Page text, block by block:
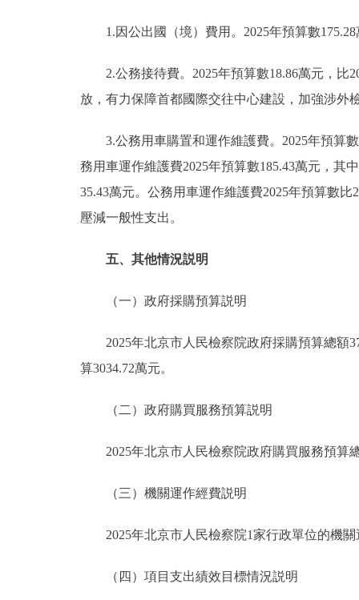
1.因公出國（境）費用。2025年預算數175.28
2.公務接待費。2025年預算數18.86萬元，比
放，有力保障首都國際交往中心建設，加強涉外
3.公務用車購置和運作維護費。2025年預算數
務用車運作維護費2025年預算數185.43萬元，其
35.43萬元。公務用車運作維護費2025年預算數
壓減一般性支出。
五、其他情況説明
（一）政府採購預算説明
2025年北京市人民檢察院政府採購預算總額
算3034.72萬元。
（二）政府購買服務預算説明
2025年北京市人民檢察院政府購買服務預算總
（三）機關運作經費説明
2025年北京市人民檢察院1家行政單位的機關
（四）項目支出績效目標情況説明